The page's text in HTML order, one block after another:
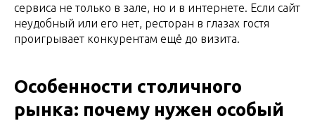
сервиса не только в зале, но и в интернете. Если сайт
неудобный или его нет, ресторан в глазах гостя
проигрывает конкурентам ещё до визита.
Особенности столичного
рынка: почему нужен особый